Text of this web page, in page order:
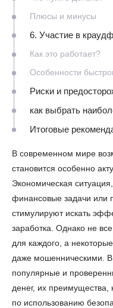
Плюсы и минусы
6. Участие в
Как это работает?
Особенности
Риски и
как выбрать
Итоговые
В современном мире
становится особенно
Экономическая
финансовые задачи или
стимулируют искать
заработка. Однако не
для каждого, а
даже мошенническими. В
популярные и
денег, их преимущества,
по использованию